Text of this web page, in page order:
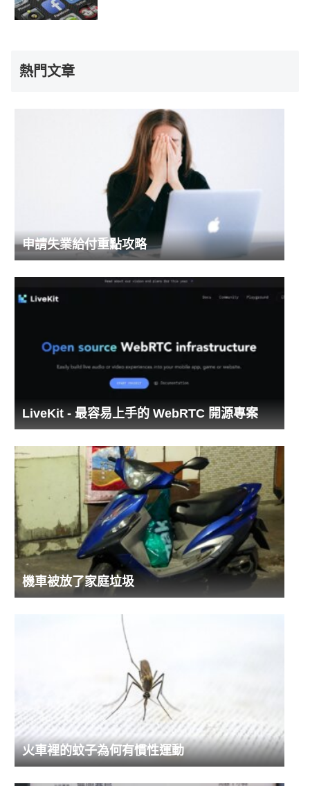
熱門文章
申請失業給付重點攻略
LiveKit - 最容易上手的 WebRTC 開源專案
機車被放了家庭垃圾
火車裡的蚊子為何有慣性運動